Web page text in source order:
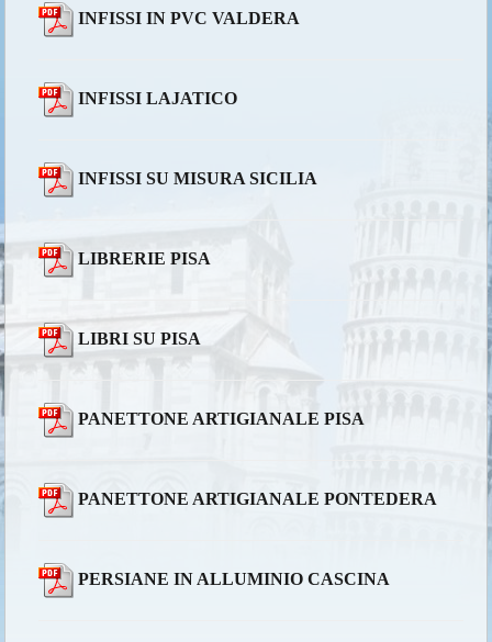
INFISSI IN PVC VALDERA
INFISSI LAJATICO
INFISSI SU MISURA SICILIA
LIBRERIE PISA
LIBRI SU PISA
PANETTONE ARTIGIANALE PISA
PANETTONE ARTIGIANALE PONTEDERA
PERSIANE IN ALLUMINIO CASCINA